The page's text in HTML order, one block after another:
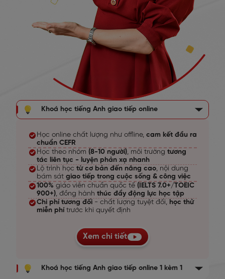
Khoá học tiếng Anh giao tiếp online
Học online chất lượng như offline, cam kết đầu ra
chuẩn CEFR
Học theo nhóm (8-10 người), môi trường tương
tác liên tục - luyện phản xạ nhanh
Lộ trình học từ cơ bản đến nâng cao, nội dung
bám sát giao tiếp trong cuộc sống & công việc
100% giáo viên chuẩn quốc tế (IELTS 7.0+/TOEIC
900+), đồng hành thúc đẩy động lực học tập
Chi phí tương đối - chất lượng tuyệt đối, học thử
miễn phí trước khi quyết định
Xem chi tiết
Khoá học tiếng Anh giao tiếp online 1 kèm 1